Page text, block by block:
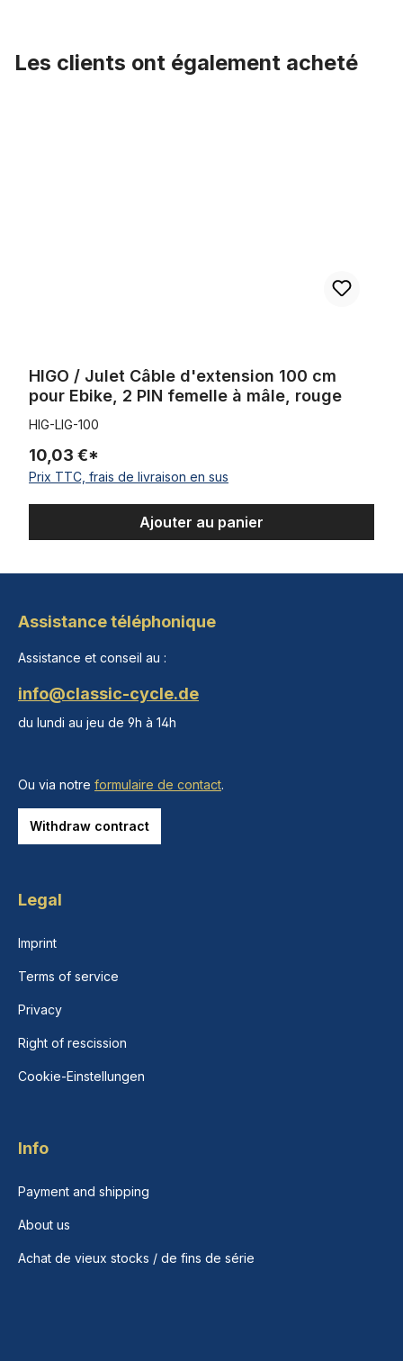
Les clients ont également acheté
HIGO / Julet Câble d'extension 100 cm
pour Ebike, 2 PIN femelle à mâle, rouge
HIG-LIG-100
10,03 €*
Prix TTC, frais de livraison en sus
Ajouter au panier
Assistance téléphonique
Assistance et conseil au :
info@classic-cycle.de
du lundi au jeu de 9h à 14h
Ou via notre formulaire de contact.
Withdraw contract
Legal
Imprint
Terms of service
Privacy
Right of rescission
Cookie-Einstellungen
Info
Payment and shipping
About us
Achat de vieux stocks / de fins de série